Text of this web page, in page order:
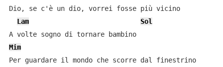
Dio, se c'è un dio, vorrei fosse più vicino
Lam
Sol
A volte sogno di tornare bambino
Mim
Per guardare il mondo che scorre dal finestrino